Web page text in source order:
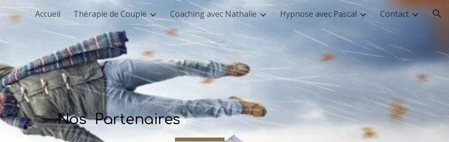
Skip to main content Skip to navigation
Accueil Thérapie de Couple Coaching avec Nathalie Hypnose avec Pascal Contact
Nos Partenaires